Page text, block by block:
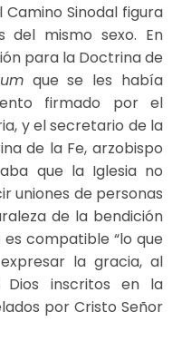
Sinodal figura
del mismo sexo. En
para la Doctrina de
que se les había
firmado por el
y el secretario de la
de la Fe, arzobispo
que la Iglesia no
uniones de personas
de la bendición
compatible “lo que
la gracia, al
inscritos en la
por Cristo Señor